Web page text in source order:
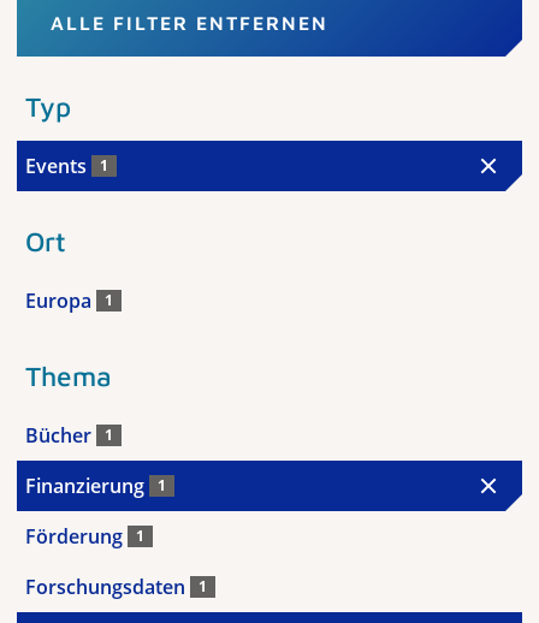
ALLE FILTER ENTFERNEN
Typ
Events 1
Ort
Europa 1
Thema
Bücher 1
Finanzierung 1
Förderung 1
Forschungsdaten 1